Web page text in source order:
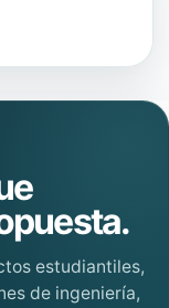
estudiantiles,
de ingeniería,